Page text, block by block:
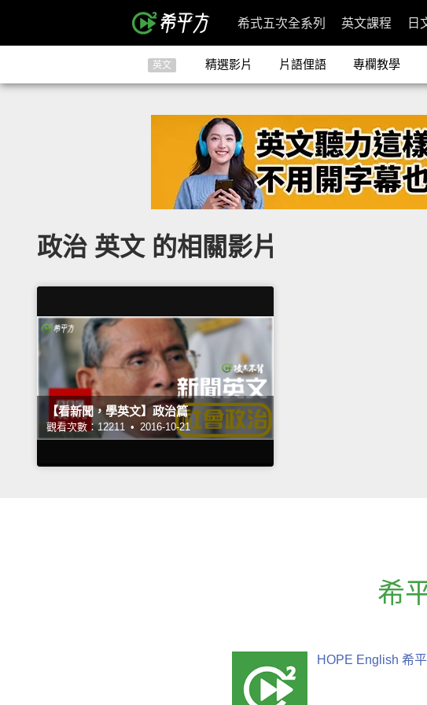
希式五次全系列 英文課程 日
英文 精選影片 片語俚語 專欄教學
政治 英文 的相關影片
【看新聞，學英文】政治篇
觀看次數：12211 • 2016-10-21
希
HOPE English 希